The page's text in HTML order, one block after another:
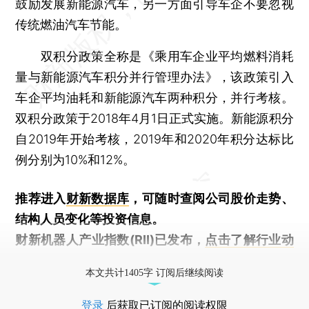
鼓励发展新能源汽车，另一方面引导车企不要忽视
传统燃油汽车节能。
双积分政策全称是《乘用车企业平均燃料消耗
量与新能源汽车积分并行管理办法》，该政策引入
车企平均油耗和新能源汽车两种积分，并行考核。
双积分政策于2018年4月1日正式实施。新能源积分
自2019年开始考核，2019年和2020年积分达标比
例分别为10%和12%。
推荐进入财新数据库 ，可随时查阅公司股价走势、
结构人员变化等投资信息。
财新机器人产业指数(RII)已发布， 点击了解行业动
本文共计1405字 订阅后继续阅读
登录 后获取已订阅的阅读权限